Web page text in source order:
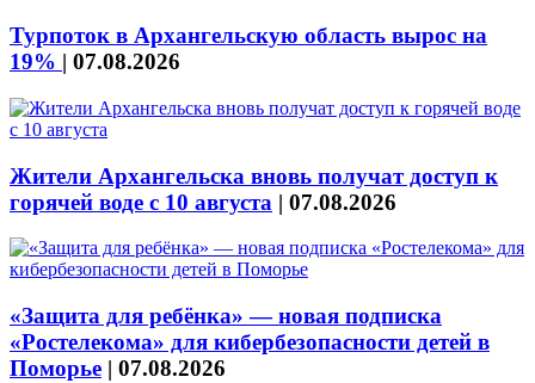
Турпоток в Архангельскую область вырос на
19% | 07.08.2026
Жители Архангельска вновь получат доступ к
горячей воде с 10 августа | 07.08.2026
«Защита для ребёнка» — новая подписка
«Ростелекома» для кибербезопасности детей в
Поморье | 07.08.2026